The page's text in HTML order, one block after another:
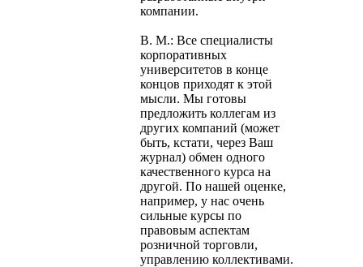
компании.
В. М.: Все специалисты
корпоративных
университетов в конце
концов приходят к этой
мысли. Мы готовы
предложить коллегам из
других компаний (может
быть, кстати, через Ваш
журнал) обмен одного
качественного курса на
другой. По нашей оценке,
например, у нас очень
сильные курсы по
правовым аспектам
розничной торговли,
управлению коллективами.